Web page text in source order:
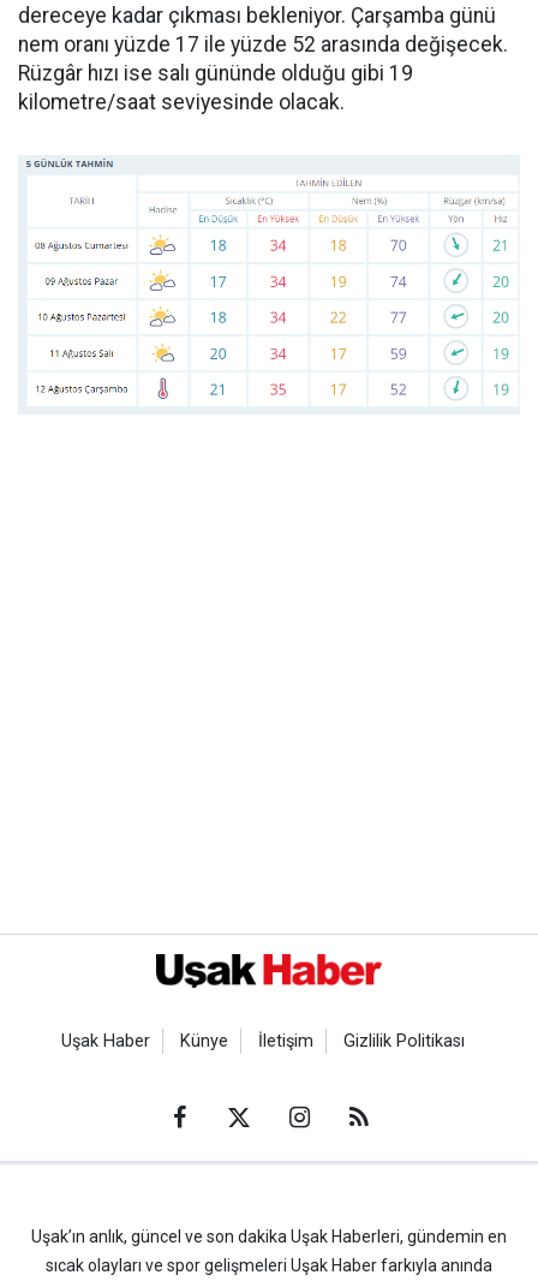
dereceye kadar çıkması bekleniyor. Çarşamba günü
nem oranı yüzde 17 ile yüzde 52 arasında değişecek.
Rüzgâr hızı ise salı gününde olduğu gibi 19
kilometre/saat seviyesinde olacak.
Uşak Haber Künye İletişim Gizlilik Politikası
Uşak’ın anlık, güncel ve son dakika Uşak Haberleri, gündemin en
sıcak olayları ve spor gelişmeleri Uşak Haber farkıyla anında